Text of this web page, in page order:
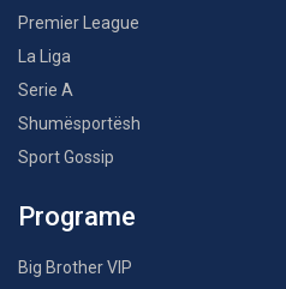
Premier League
La Liga
Serie A
Shumësportësh
Sport Gossip
Programe
Big Brother VIP